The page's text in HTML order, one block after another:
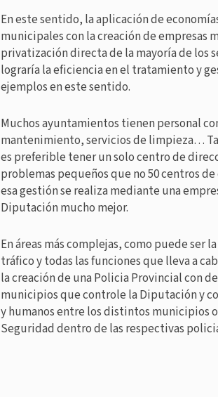
En este sentido, la aplicación de
municipales con la creación de
privatización directa de la mayoría de los
lograría la eficiencia en el tratamiento y
ejemplos en este sentido.
Muchos ayuntamientos tienen personal
mantenimiento, servicios de limpieza…
es preferible tener un solo centro de
problemas pequeños que no 50 centros
esa gestión se realiza mediante una
Diputación mucho mejor.
En áreas más complejas, como puede ser
tráfico y todas las funciones que lleva a
la creación de una Policia Provincial con
municipios que controle la Diputación y
y humanos entre los distintos municipios
Seguridad dentro de las respectivas